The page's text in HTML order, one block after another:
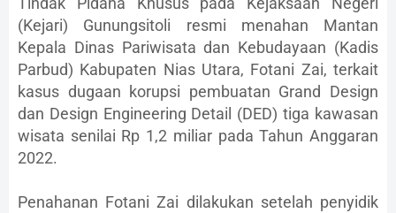
(Kejari) Gunungsitoli resmi menahan Mantan
Kepala Dinas Pariwisata dan Kebudayaan (Kadis
Parbud) Kabupaten Nias Utara, Fotani Zai, terkait
kasus dugaan korupsi pembuatan Grand Design
dan Design Engineering Detail (DED) tiga kawasan
wisata senilai Rp 1,2 miliar pada Tahun Anggaran
2022.
Penahanan Fotani Zai dilakukan setelah penyidik